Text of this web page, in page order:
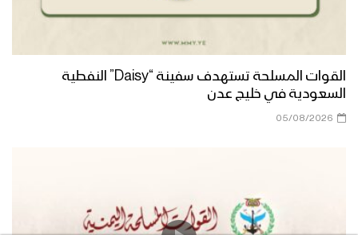
القوات المسلحة تستهدف سفينة “Daisy” النفطية
السعودية في خليج عدن
05/08/2026